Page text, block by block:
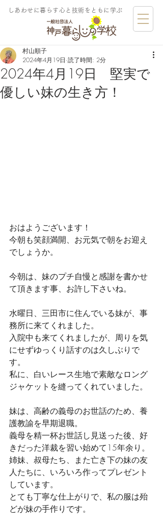
しあわせに暮らす​心と技術をともに学ぶ
2024年4月19日 堅実で
優しい妹の生き方！
村山順子
2024年4月19日 読了時間: 2分
おはようございます！
今朝も笑顔満開、お元気で朝をお迎え
でしょうか。
今朝は、妹のプチ自慢と感謝を書かせ
て頂きます事、お許し下さいね。
水曜日、三田市に住んでいる妹が、事
務所に来てくれました。
入院中も来てくれましたが、周りを気
にせずゆっくり話すのは久しぶりで
す。
私に、白いレース生地で素敵なロング
ジャケットを縫ってくれていました。
妹は、高齢の義母のお世話のため、養
護教諭を早期退職。
義母を精一杯お世話し見送った後、好
きだった洋裁を習い始めて15年余り。
姉妹、叔母たち、また亡き下の妹の友
人たちに、いろいろ作ってプレゼント
しています。
とても丁寧な仕上がりで、私の服は殆
どが妹の手作りです。